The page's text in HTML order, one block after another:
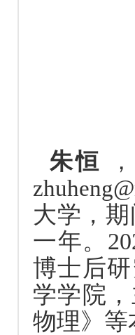
朱恒
大学，
一年。
博士后
学学院
物理》等